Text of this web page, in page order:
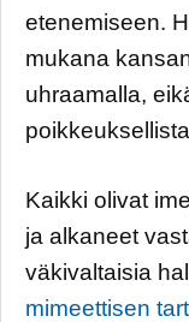
etenemiseen.
mukana
uhraamalla,
Kaikki olivat
ja alkaneet
väkivaltaisia
mimeettisen